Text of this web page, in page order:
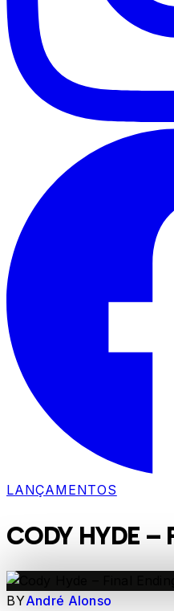
LANÇAMENTOS
CODY HYDE –
BYAndré Alonso